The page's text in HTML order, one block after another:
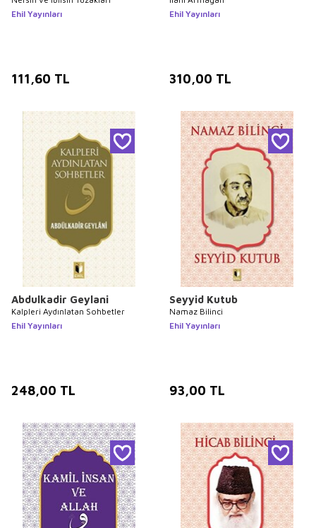
Ehil Yayınları
111,60 TL
Ehil Yayınları
310,00 TL
Abdulkadir Geylani
Kalpleri Aydınlatan Sohbetler
Ehil Yayınları
248,00 TL
Seyyid Kutub
Namaz Bilinci
Ehil Yayınları
93,00 TL